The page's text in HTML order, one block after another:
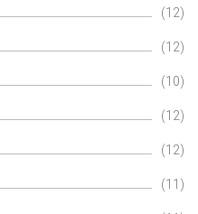
(12)
(12)
(10)
(12)
(12)
(11)